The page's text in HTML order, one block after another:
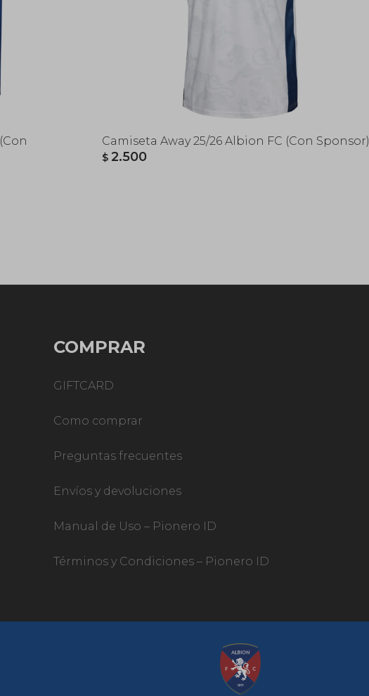
Camiseta Away 25/26 Albion FC (Con Sponsor)
$ 2.500
COMPRAR
GIFTCARD
Como comprar
Preguntas frecuentes
Envíos y devoluciones
Manual de Uso – Pionero ID
Términos y Condiciones – Pionero ID